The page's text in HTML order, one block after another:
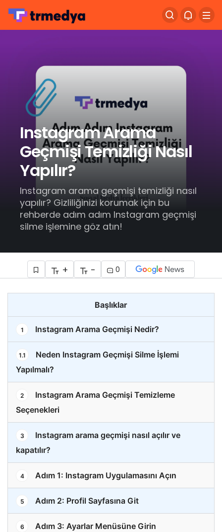
Instagram Arama
Geçmişi Temizliği Nasıl
Yapılır?
Instagram arama geçmişi temizliği nasıl
yapılır? Gizliliğinizi korumak için bu
rehberde adım adım Instagram geçmişi
silme işlemine göz atın!
+ - 0
Başlıklar
1 Instagram Arama Geçmişi Nedir?
1.1
Neden Instagram Geçmişi Silme İşlemi
Yapılmalı?
2
Instagram Arama Geçmişi Temizleme
Seçenekleri
3
Instagram arama geçmişi nasıl açılır ve
kapatılır?
4 Adım 1: Instagram Uygulamasını Açın
5 Adım 2: Profil Sayfasına Git
6 Adım 3: Ayarlar Menüsüne Girin